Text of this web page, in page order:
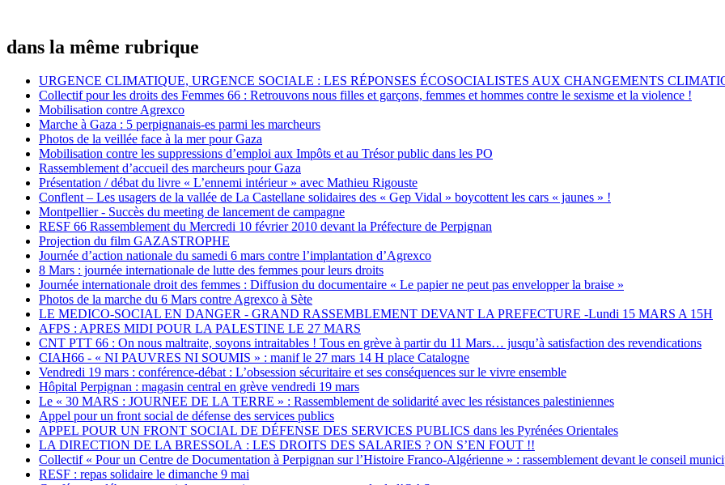
dans la même rubrique
URGENCE CLIMATIQUE, URGENCE SOCIALE : LES RÉPONSES ÉCOSOCIALISTES AUX CHANGEMENTS
Collectif pour les droits des Femmes 66 : Retrouvons nous filles et garçons, femmes et hommes contre le sexisme et la violence !
Mobilisation contre Agrexco
Marche à Gaza : 5 perpignanais-es parmi les marcheurs
Photos de la veillée face à la mer pour Gaza
Mobilisation contre les suppressions d’emploi aux Impôts et au Trésor public dans les PO
Rassemblement d’accueil des marcheurs pour Gaza
Présentation / débat du livre « L’ennemi intérieur » avec Mathieu Rigouste
Conflent – Les usagers de la vallée de La Castellane solidaires des « Gep Vidal » boycottent les cars « jaunes » !
Montpellier - Succès du meeting de lancement de campagne
RESF 66 Rassemblement du Mercredi 10 février 2010 devant la Préfecture de Perpignan
Projection du film GAZASTROPHE
Journée d’action nationale du samedi 6 mars contre l’implantation d’Agrexco
8 Mars : journée internationale de lutte des femmes pour leurs droits
Journée internationale droit des femmes : Diffusion du documentaire « Le papier ne peut pas envelopper la braise »
Photos de la marche du 6 Mars contre Agrexco à Sète
LE MEDICO-SOCIAL EN DANGER - GRAND RASSEMBLEMENT DEVANT LA PREFECTURE -Lundi 15 MARS A 15H
AFPS : APRES MIDI POUR LA PALESTINE LE 27 MARS
CNT PTT 66 : On nous maltraite, soyons intraitables ! Tous en grève à partir du 11 Mars… jusqu’à satisfaction des revendications
CIAH66 - « NI PAUVRES NI SOUMIS » : manif le 27 mars 14 H place Catalogne
Vendredi 19 mars : conférence-débat : L’obsession sécuritaire et ses conséquences sur le vivre ensemble
Hôpital Perpignan : magasin central en grève vendredi 19 mars
Le « 30 MARS : JOURNEE DE LA TERRE » : Rassemblement de solidarité avec les résistances palestiniennes
Appel pour un front social de défense des services publics
APPEL POUR UN FRONT SOCIAL DE DÉFENSE DES SERVICES PUBLICS dans les Pyrénées Orientales
LA DIRECTION DE LA BRESSOLA : LES DROITS DES SALARIES ? ON S’EN FOUT !!
Collectif « Pour un Centre de Documentation à Perpignan sur l’Histoire Franco-Algérienne » : rassemblement devant le conseil
RESF : repas solidaire le dimanche 9 mai